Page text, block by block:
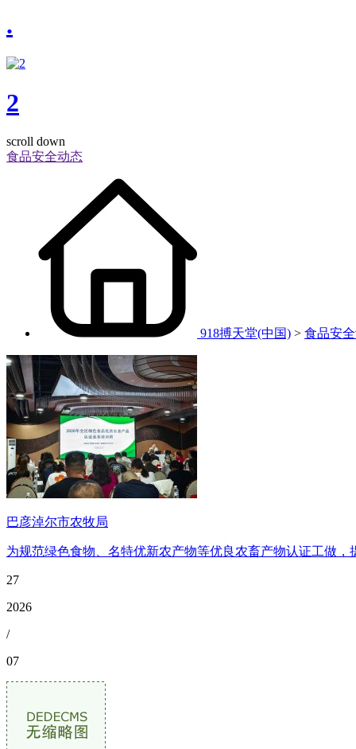
.
2
scroll down
食品安全动态
918搏天堂(中国) > 食品安
巴彦淖尔市农牧局
为规范绿色食物、名特优新农产物等优良农畜产物认证工做
27
2026
/
07